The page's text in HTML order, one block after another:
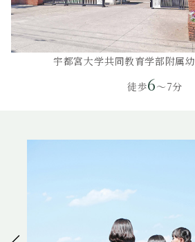
宇都宮大学共同教育学部附属
徒歩6～7分